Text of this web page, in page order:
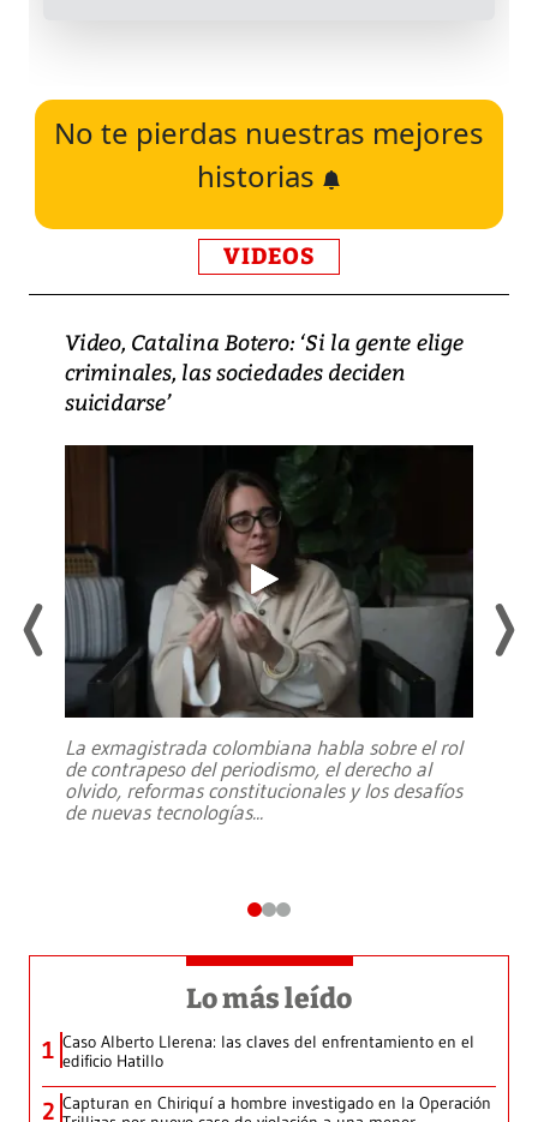
No te pierdas nuestras mejores
historias
VIDEOS
Video, Catalina Botero: ‘Si la gente elige
criminales, las sociedades deciden
suicidarse’
La exmagistrada colombiana habla sobre el rol
de contrapeso del periodismo, el derecho al
olvido, reformas constitucionales y los desafíos
de nuevas tecnologías...
Lo más leído
1 Caso Alberto Llerena: las claves del enfrentamiento en el
edificio Hatillo
2 Capturan en Chiriquí a hombre investigado en la Operación